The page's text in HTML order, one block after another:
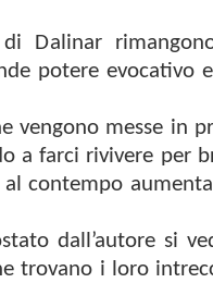
Dalinar
potere evocativo
vengono messe in
a farci rivivere per
al contempo
dall’autore si
trovano i loro